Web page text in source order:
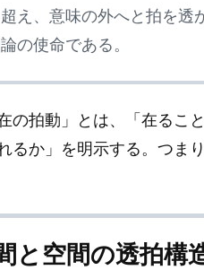
え、意味の外へと拍を透
の使命である。
の拍動」とは、「在るこ
るか」を明示する。つまり
と空間の透拍構